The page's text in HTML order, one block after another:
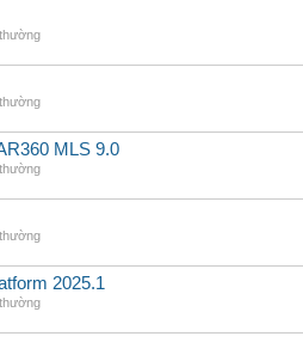
MLS 9.0
2025.1